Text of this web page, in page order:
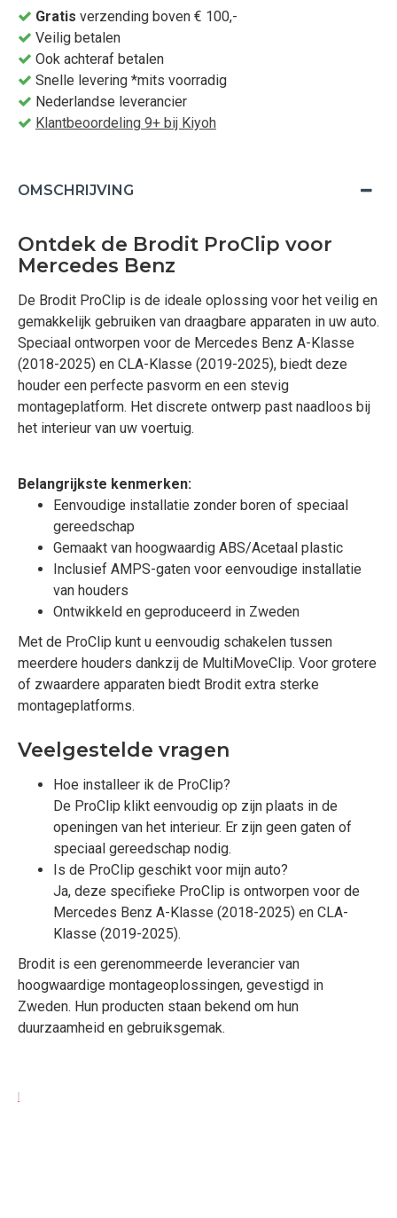
Gratis verzending boven € 100,-
Veilig betalen
Ook achteraf betalen
Snelle levering *mits voorradig
Nederlandse leverancier
Klantbeoordeling 9+ bij Kiyoh
OMSCHRIJVING
Ontdek de Brodit ProClip voor
Mercedes Benz
De Brodit ProClip is de ideale oplossing voor het veilig en
gemakkelijk gebruiken van draagbare apparaten in uw auto.
Speciaal ontworpen voor de Mercedes Benz A-Klasse
(2018-2025) en CLA-Klasse (2019-2025), biedt deze
houder een perfecte pasvorm en een stevig
montageplatform. Het discrete ontwerp past naadloos bij
het interieur van uw voertuig.
Belangrijkste kenmerken:
Eenvoudige installatie zonder boren of speciaal
gereedschap
Gemaakt van hoogwaardig ABS/Acetaal plastic
Inclusief AMPS-gaten voor eenvoudige installatie
van houders
Ontwikkeld en geproduceerd in Zweden
Met de ProClip kunt u eenvoudig schakelen tussen
meerdere houders dankzij de MultiMoveClip. Voor grotere
of zwaardere apparaten biedt Brodit extra sterke
montageplatforms.
Veelgestelde vragen
Hoe installeer ik de ProClip?
De ProClip klikt eenvoudig op zijn plaats in de
openingen van het interieur. Er zijn geen gaten of
speciaal gereedschap nodig.
Is de ProClip geschikt voor mijn auto?
Ja, deze specifieke ProClip is ontworpen voor de
Mercedes Benz A-Klasse (2018-2025) en CLA-
Klasse (2019-2025).
Brodit is een gerenommeerde leverancier van
hoogwaardige montageoplossingen, gevestigd in
Zweden. Hun producten staan bekend om hun
duurzaamheid en gebruiksgemak.